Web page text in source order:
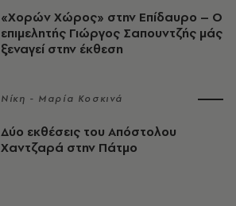
«Χορών Χώρος» στην Επίδαυρο – Ο
επιμελητής Γιώργος Σαπουντζής μάς
ξεναγεί στην έκθεση
Νίκη - Μαρία Κοσκινά
Δύο εκθέσεις του Απόστολου
Χαντζαρά στην Πάτμο